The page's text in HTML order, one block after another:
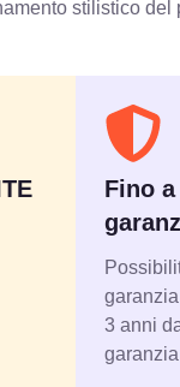
stilistico
Fino
3 anni